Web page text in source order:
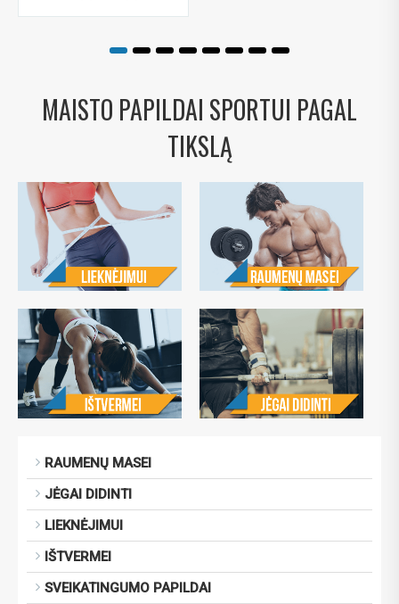
MAISTO PAPILDAI SPORTUI PAGAL
TIKSLĄ
RAUMENŲ MASEI
JĖGAI DIDINTI
LIEKNĖJIMUI
IŠTVERMEI
SVEIKATINGUMO PAPILDAI